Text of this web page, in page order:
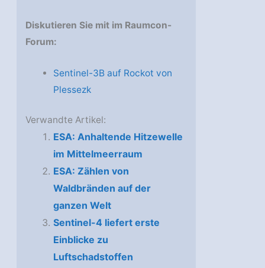
Diskutieren Sie mit im Raumcon-
Forum:
Sentinel-3B auf Rockot von
Plessezk
Verwandte Artikel:
ESA: Anhaltende Hitzewelle
im Mittelmeerraum
ESA: Zählen von
Waldbränden auf der
ganzen Welt
Sentinel-4 liefert erste
Einblicke zu
Luftschadstoffen